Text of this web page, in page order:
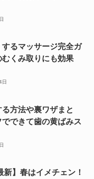
するマッサージ完全ガ
くみ取りにも効果
日
方法や裏ワザまと
できて歯の黄ばみス
新】春はイメチェン！